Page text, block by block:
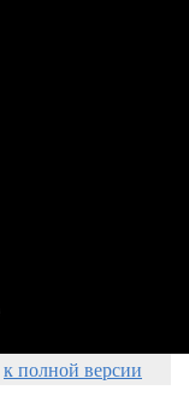
к полной версии